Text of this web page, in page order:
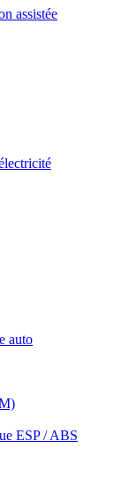
assistée
auto
ESP / ABS